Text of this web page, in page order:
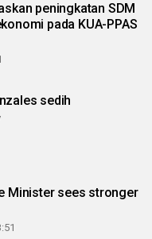
peningkatan SDM
pada KUA-PPAS
sedih
Minister sees stronger